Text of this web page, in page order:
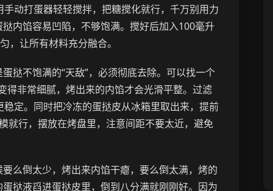
动打蛋器轻轻搅拌，把糖搅化就行，千万别用力
内馅容易凹陷，不够饱满。搅好后加入100毫升
，让所有材料充分融合。
挞不饱满的“天敌”，必须彻底去除。可以找一个
得非常细腻，烤出来的内馅才会光滑平整。过滤
定。同时把冷冻的蛋挞皮从冰箱里取出来，提前
就行，摆放在烤盘里，注意间距不要太近，避免
么倒太少，烤出来内馅干瘪，要么倒太满，烤的
挞液舀进蛋挞皮里，倒到八分满就刚刚好。因为